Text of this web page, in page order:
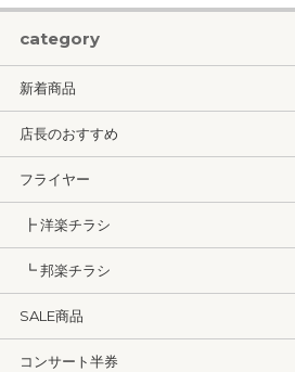
category
新着商品
店長のおすすめ
フライヤー
┣ 洋楽チラシ
┗ 邦楽チラシ
SALE商品
コンサート半券